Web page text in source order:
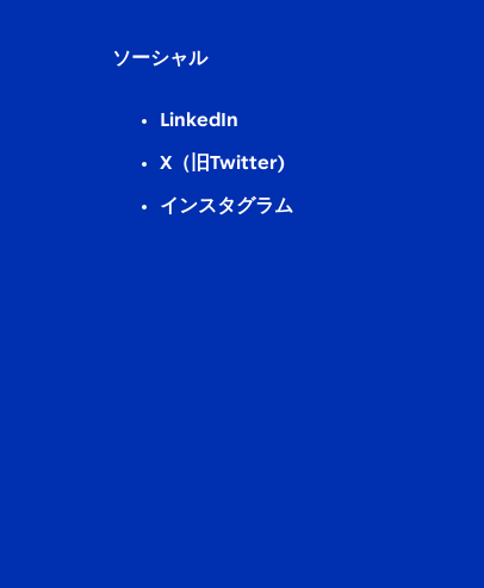
ソーシャル
LinkedIn
X（旧Twitter)
インスタグラム